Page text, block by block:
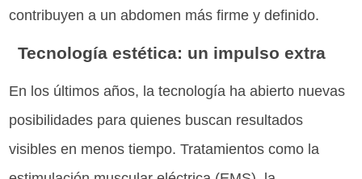
contribuyen a un abdomen más firme y definido.
Tecnología estética: un impulso extra
En los últimos años, la tecnología ha abierto nuevas
posibilidades para quienes buscan resultados
visibles en menos tiempo. Tratamientos como la